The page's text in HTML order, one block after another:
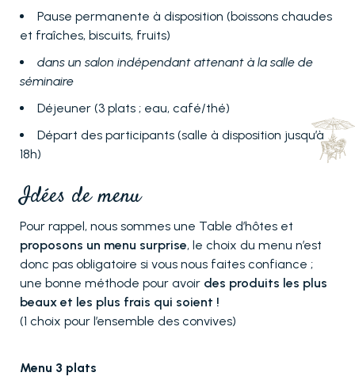
Pause permanente à disposition (boissons chaudes
et fraîches, biscuits, fruits)
dans un salon indépendant attenant à la salle de
séminaire
Déjeuner (3 plats ; eau, café/thé)
Départ des participants (salle à disposition jusqu’à
18h)
Idées de menu
Pour rappel, nous sommes une Table d’hôtes et
proposons un menu surprise, le choix du menu n’est
donc pas obligatoire si vous nous faites confiance ;
une bonne méthode pour avoir des produits les plus
beaux et les plus frais qui soient !
(1 choix pour l’ensemble des convives)
Menu 3 plats